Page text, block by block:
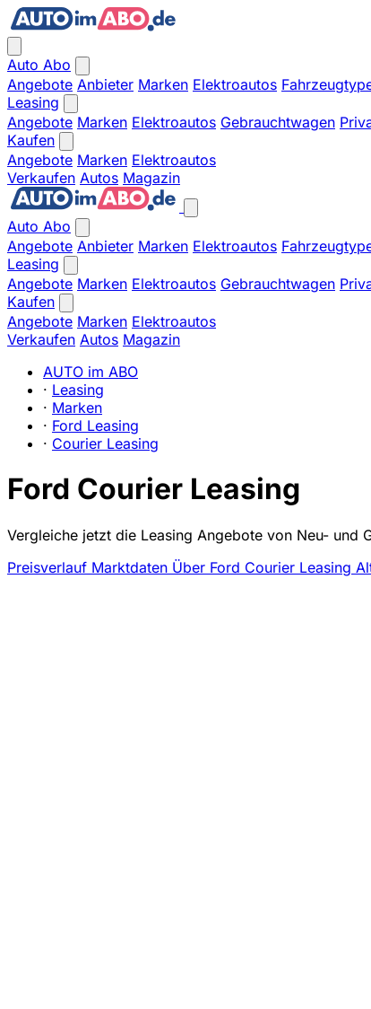
Auto Abo
Angebote Anbieter Marken Elektroautos
Leasing
Angebote Marken Elektroautos Gebrauchtwagen
Kaufen
Angebote Marken Elektroautos
Verkaufen Autos Magazin
Auto Abo
Angebote Anbieter Marken Elektroautos
Leasing
Angebote Marken Elektroautos Gebrauchtwagen
Kaufen
Angebote Marken Elektroautos
Verkaufen Autos Magazin
AUTO im ABO
· Leasing
· Marken
· Ford Leasing
· Courier Leasing
Ford Courier Leasing
Vergleiche jetzt die Leasing Angebote von Neu-
Preisverlauf Marktdaten Über Ford Courier Leasing